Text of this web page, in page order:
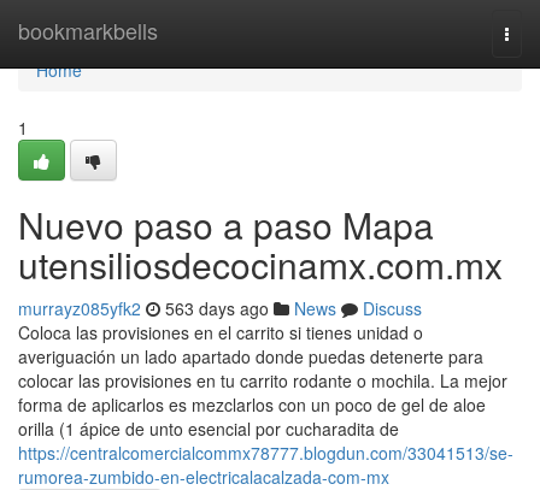
bookmarkbells
Home
Home
1
Nuevo paso a paso Mapa
utensiliosdecocinamx.com.mx
murrayz085yfk2 563 days ago News
Discuss
Coloca las provisiones en el carrito si tienes unidad o
averiguación un lado apartado donde puedas detenerte para
colocar las provisiones en tu carrito rodante o mochila. La mejor
forma de aplicarlos es mezclarlos con un poco de gel de aloe
orilla (1 ápice de unto esencial por cucharadita de
https://centralcomercialcommx78777.blogdun.com/33041513/se-
rumorea-zumbido-en-electricalacalzada-com-mx